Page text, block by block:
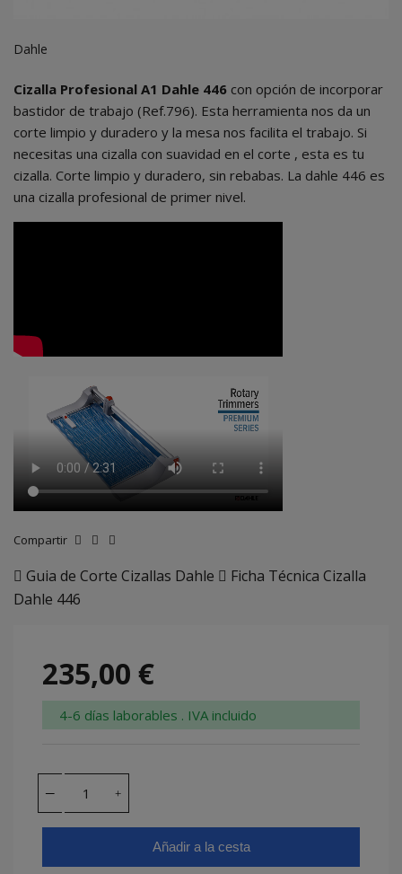
Dahle
Cizalla Profesional A1 Dahle 446 con opción de incorporar
bastidor de trabajo (Ref.796). Esta herramienta nos da un
corte limpio y duradero y la mesa nos facilita el trabajo. Si
necesitas una cizalla con suavidad en el corte , esta es tu
cizalla. Corte limpio y duradero, sin rebabas. La dahle 446 es
una cizalla profesional de primer nivel.
Compartir
Guia de Corte Cizallas Dahle
Ficha Técnica Cizalla
Dahle 446
235,00 €
4-6 días laborables . IVA incluido
Añadir a la cesta